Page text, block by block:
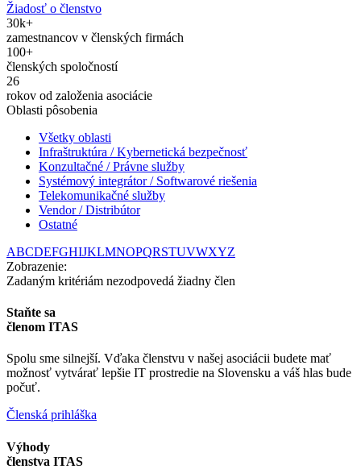
Žiadosť o členstvo
30k+
zamestnancov v členských firmách
100+
členských spoločností
26
rokov od založenia asociácie
Oblasti pôsobenia
Všetky oblasti
Infraštruktúra / Kybernetická bezpečnosť
Konzultačné / Právne služby
Systémový integrátor / Softwarové riešenia
Telekomunikačné služby
Vendor / Distribútor
Ostatné
ABCDEFGHIJKLMNOPQRSTUVWXYZ
Zobrazenie:
Zadaným kritériám nezodpovedá žiadny člen
Staňte sa
členom ITAS
Spolu sme silnejší. Vďaka členstvu v našej asociácii budete mať
možnosť vytvárať lepšie IT prostredie na Slovensku a váš hlas bude
počuť.
Členská prihláška
Výhody
členstva ITAS